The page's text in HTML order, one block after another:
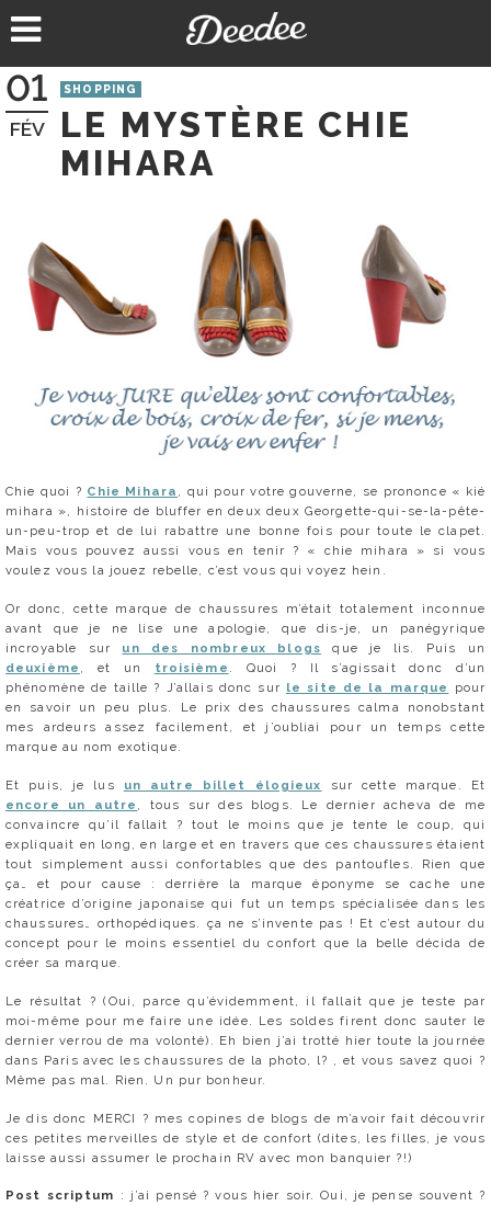
au
01
FÉV
SHOPPING
LE MYSTÈRE CHIE
MIHARA
Chie quoi ? Chie Mihara , qui pour votre gouverne, se prononce « kié
mihara », histoire de bluffer en deux deux Georgette-qui-se-la-pête-
un-peu-trop et de lui rabattre une bonne fois pour toute le clapet.
Mais vous pouvez aussi vous en tenir ? « chie mihara » si vous
voulez vous la jouez rebelle, c’est vous qui voyez hein.
Or donc, cette marque de chaussures m’était totalement inconnue
avant que je ne lise une apologie, que dis-je, un panégyrique
incroyable sur un des nombreux blogs que je lis. Puis un
deuxième , et un troisième . Quoi ? Il s’agissait donc d’un
phénomène de taille ? J’allais donc sur le site de la marque
pour
en savoir un peu plus. Le prix des chaussures calma nonobstant
mes ardeurs assez facilement, et j’oubliai pour un temps cette
marque au nom exotique.
Et puis, je lus un autre billet élogieux
sur cette marque. Et
encore un autre , tous sur des blogs. Le dernier acheva de me
convaincre qu’il fallait ? tout le moins que je tente le coup, qui
expliquait en long, en large et en travers que ces chaussures étaient
tout simplement aussi confortables que des pantoufles. Rien que
ça… et pour cause : derrière la marque éponyme se cache une
créatrice d’origine japonaise qui fut un temps spécialisée dans les
chaussures… orthopédiques. ça ne s’invente pas ! Et c’est autour du
concept pour le moins essentiel du confort que la belle décida de
créer sa marque.
Le résultat ? (Oui, parce qu’évidemment, il fallait que je teste par
moi-même pour me faire une idée. Les soldes firent donc sauter le
dernier verrou de ma volonté). Eh bien j’ai trotté hier toute la journée
dans Paris avec les chaussures de la photo, l? , et vous savez quoi ?
Même pas mal. Rien. Un pur bonheur.
Je dis donc MERCI ? mes copines de blogs de m’avoir fait découvrir
ces petites merveilles de style et de confort (dites, les filles, je vous
laisse aussi assumer le prochain RV avec mon banquier ?!)
Post scriptum : j’ai pensé ? vous hier soir. Oui, je pense souvent ?